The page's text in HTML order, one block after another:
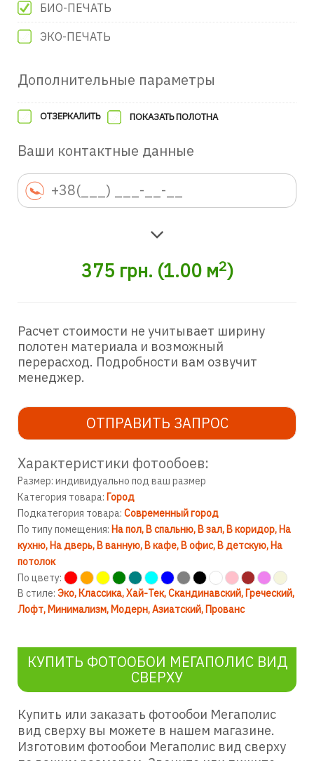
БИО-ПЕЧАТЬ
ЭКО-ПЕЧАТЬ
Дополнительные параметры
ОТЗЕРКАЛИТЬ ПОКАЗАТЬ ПОЛОТНА
Ваши контактные данные
375 грн. (1.00м2)
Расчет стоимости не учитывает ширину
полотен материала и возможный
перерасход. Подробности вам озвучит
менеджер.
ОТПРАВИТЬ ЗАПРОС
Характеристики фотообоев:
Размер: индивидуально под ваш размер
Категория товара: Город
Подкатегория товара: Современный город
По типу помещения: На пол В спальню В зал В коридор На
кухню На дверь В ванную В кафе В офис В детскую На
потолок
По цвету:
В стиле: Эко Классика Хай-Тек Скандинавский Греческий
Лофт Минимализм Модерн Азиатский Прованс
КУПИТЬ ФОТООБОИ МЕГАПОЛИС ВИД
СВЕРХУ
Купить или заказать фотообои Мегаполис
вид сверху вы можете в нашем магазине.
Изготовим фотообои Мегаполис вид сверху